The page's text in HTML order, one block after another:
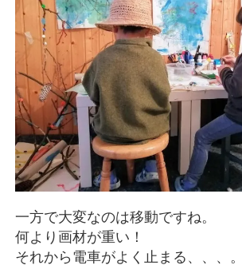
一方で大変なのは移動ですね。
何より画材が重い！
それから電車がよく止まる、、、。